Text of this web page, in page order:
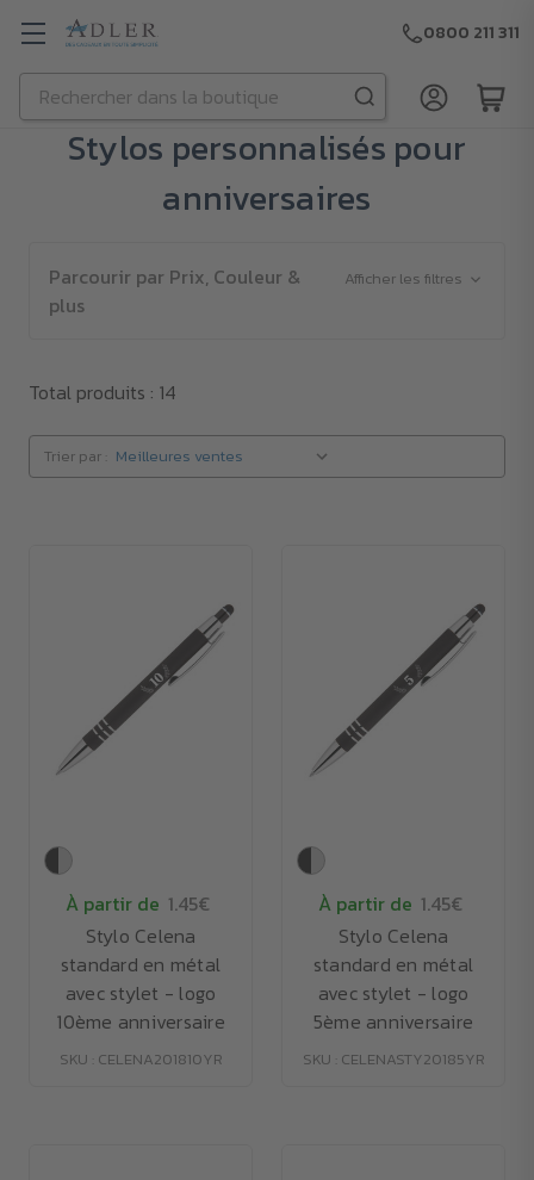
Passer au contenu principal
Rechercher
0800 211 311
Stylos personnalisés pour
anniversaires
Parcourir par Prix, Couleur &
plus
Afficher les filtres
Total produits : 14
Trier par :
À partir de 1.45€
Stylo Celena
standard en métal
avec stylet - logo
10ème anniversaire
SKU : CELENA201810YR
À partir de 1.45€
Stylo Celena
standard en métal
avec stylet - logo
5ème anniversaire
SKU : CELENASTY20185YR